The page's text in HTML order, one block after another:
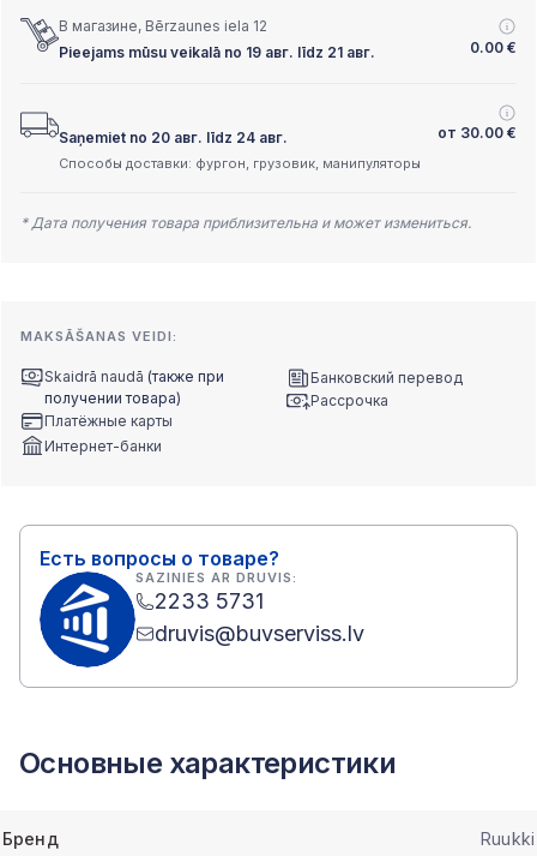
В магазине, Bērzaunes iela 12
Pieejams mūsu veikalā no 19 авг. līdz 21 авг.
0.00 €
Saņemiet no 20 авг. līdz 24 авг. от 30.00 €
Способы доставки: фургон, грузовик, манипуляторы
* Дата получения товара приблизительна и может измениться.
MAKSĀŠANAS VEIDI:
Skaidrā naudā (также при
получении товара)
Платёжные карты
Интернет-банки
Банковский перевод
Рассрочка
Есть вопросы о товаре?
SAZINIES AR DRUVIS:
2233 5731
druvis@buvserviss.lv
Основные характеристики
Бренд
Ruukki